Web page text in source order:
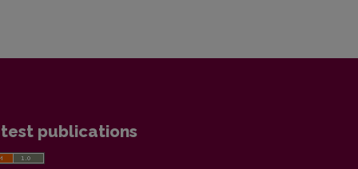
publications